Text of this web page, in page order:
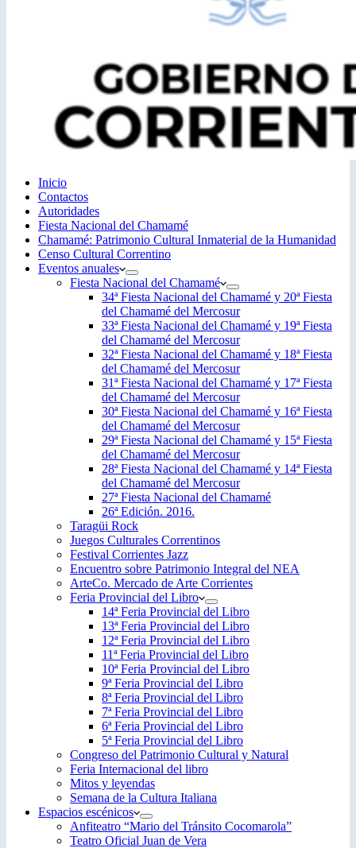
Inicio
Contactos
Autoridades
Fiesta Nacional del Chamamé
Chamamé: Patrimonio Cultural Inmaterial de la Humanidad
Censo Cultural Correntino
Eventos anuales
Fiesta Nacional del Chamamé
34ª Fiesta Nacional del Chamamé y 20ª Fiesta
del Chamamé del Mercosur
33ª Fiesta Nacional del Chamamé y 19ª Fiesta
del Chamamé del Mercosur
32ª Fiesta Nacional del Chamamé y 18ª Fiesta
del Chamamé del Mercosur
31ª Fiesta Nacional del Chamamé y 17ª Fiesta
del Chamamé del Mercosur
30ª Fiesta Nacional del Chamamé y 16ª Fiesta
del Chamamé del Mercosur
29ª Fiesta Nacional del Chamamé y 15ª Fiesta
del Chamamé del Mercosur
28ª Fiesta Nacional del Chamamé y 14ª Fiesta
del Chamamé del Mercosur
27ª Fiesta Nacional del Chamamé
26ª Edición. 2016.
Taragüi Rock
Juegos Culturales Correntinos
Festival Corrientes Jazz
Encuentro sobre Patrimonio Integral del NEA
ArteCo. Mercado de Arte Corrientes
Feria Provincial del Libro
14ª Feria Provincial del Libro
13ª Feria Provincial del Libro
12ª Feria Provincial del Libro
11ª Feria Provincial del Libro
10ª Feria Provincial del Libro
9ª Feria Provincial del Libro
8ª Feria Provincial del Libro
7ª Feria Provincial del Libro
6ª Feria Provincial del Libro
5ª Feria Provincial del Libro
Congreso del Patrimonio Cultural y Natural
Feria Internacional del libro
Mitos y leyendas
Semana de la Cultura Italiana
Espacios escénicos
Anfiteatro “Mario del Tránsito Cocomarola”
Teatro Oficial Juan de Vera